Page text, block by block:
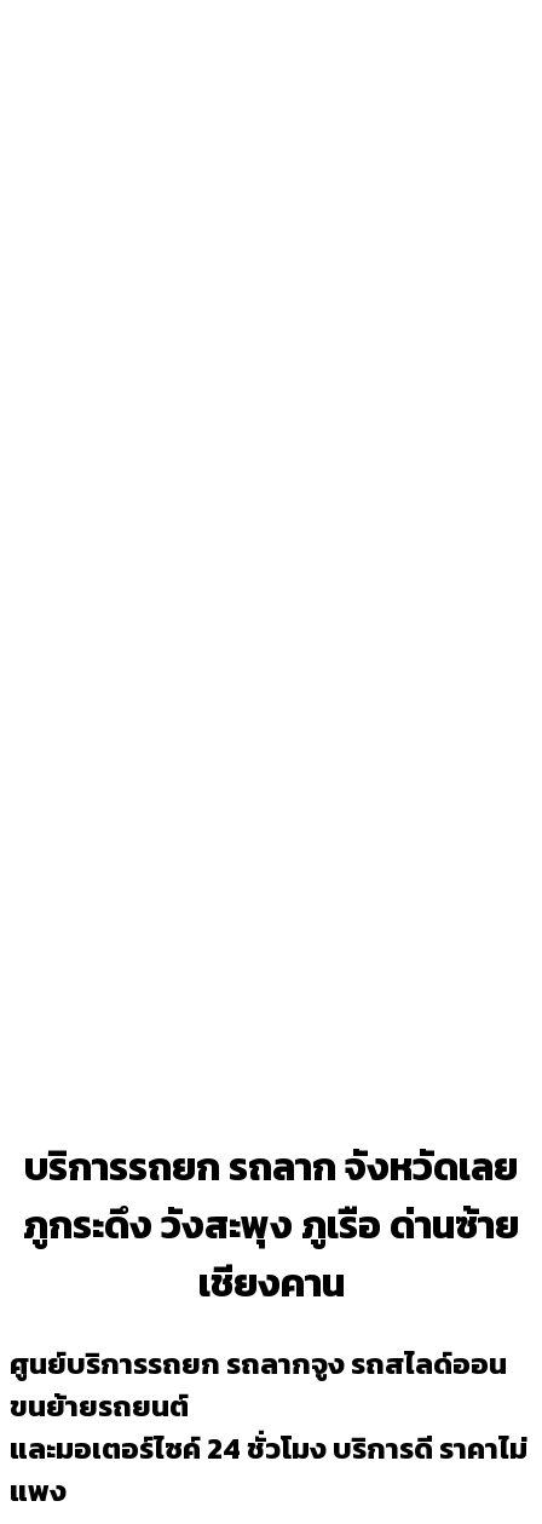
บริการรถยก รถลาก จังหวัดเลย
ภูกระดึง วังสะพุง ภูเรือ ด่านซ้าย
เชียงคาน
ศูนย์บริการรถยก รถลากจูง รถสไลด์ออน
ขนย้ายรถยนต์
และมอเตอร์ไซค์ 24 ชั่วโมง บริการดี ราคาไม่
แพง